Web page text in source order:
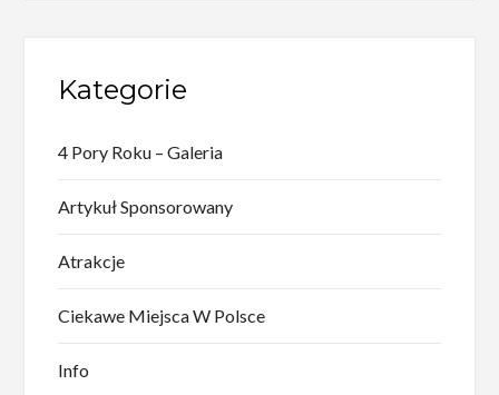
Kategorie
4 Pory Roku – Galeria
Artykuł Sponsorowany
Atrakcje
Ciekawe Miejsca W Polsce
Info